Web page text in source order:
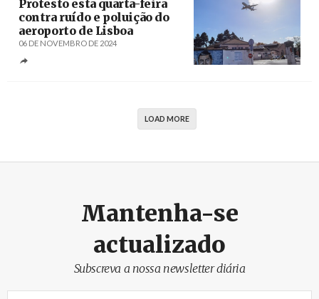
Protesto esta quarta-feira
contra ruído e poluição do
aeroporto de Lisboa
06 DE NOVEMBRO DE 2024
LOAD MORE
Mantenha-se
actualizado
Subscreva a nossa newsletter diária